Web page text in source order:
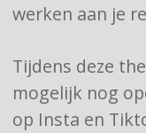
werken aan je
Tijdens deze
mogelijk nog
op Insta en